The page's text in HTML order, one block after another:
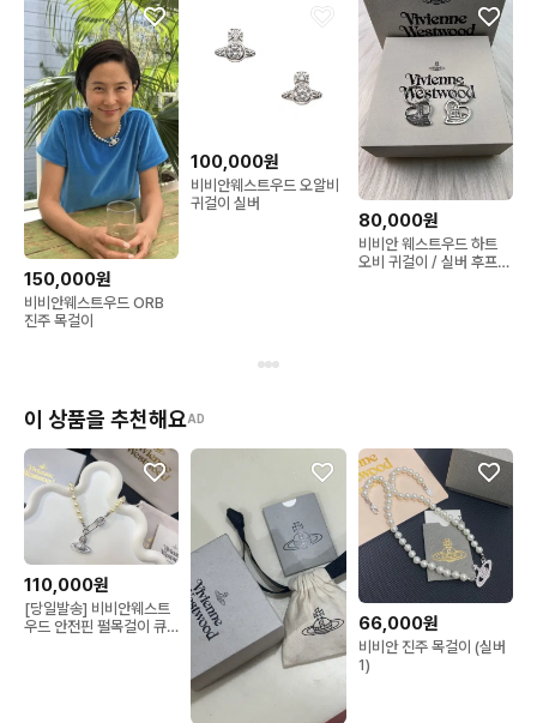
150,000원
비비안웨스트우드 ORB
진주 목걸이
100,000원
비비안웨스트우드 오알비
귀걸이 실버
80,000원
비비안 웨스트우드 하트
오비 귀걸이 / 실버 후프
이 상품을 추천해요AD
110,000원
[당일발송] 비비안웨스트
우드 안전핀 펄목걸이 큐
66,000원
비비안 진주 목걸이 (실버
1)